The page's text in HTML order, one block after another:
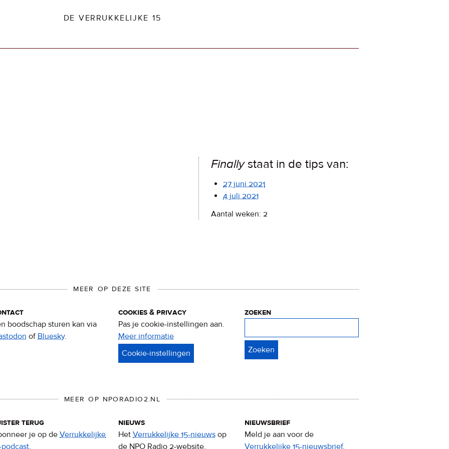
DE VERRUKKELIJKE 15
Finallystaat in de tips van:
27 juni 2021
4 juli 2021
Aantal weken: 2
MEER OP DEZE SITE
boodschap sturen kan via
ofBluesky.
cookies & privacy
Pas je cookie-instellingen aan.
Meer informatie
&
zoeken
MEER OP NPORADIO2.NL
terug
je op de Verrukkelijke
podcast.
nieuws
Het Verrukkelijke 15-nieuws op
de NPO Radio 2-website.
nieuwsbrief
Meld je aan voor de
Verrukkelijke 15-nieuwsbrief.